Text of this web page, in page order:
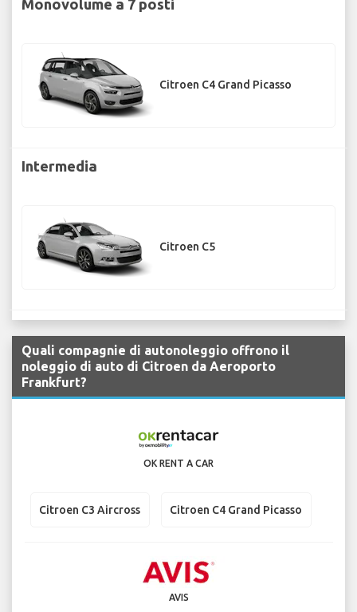
Monovolume a 7 posti
Citroen C4 Grand Picasso
Intermedia
Citroen C5
Quali compagnie di autonoleggio offrono il
noleggio di auto di Citroen da Aeroporto
Frankfurt?
OK RENT A CAR
Citroen C3 Aircross Citroen C4 Grand Picasso
AVIS